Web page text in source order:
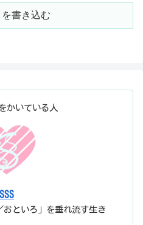
書き込む
かいている人
SSS
といろ」を垂れ流す生き